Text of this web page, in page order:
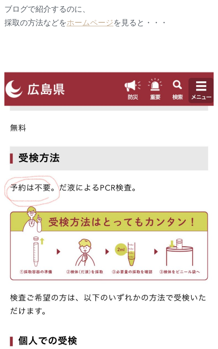
ブログで紹介するのに、
採取の方法などをホームページを見ると・・・